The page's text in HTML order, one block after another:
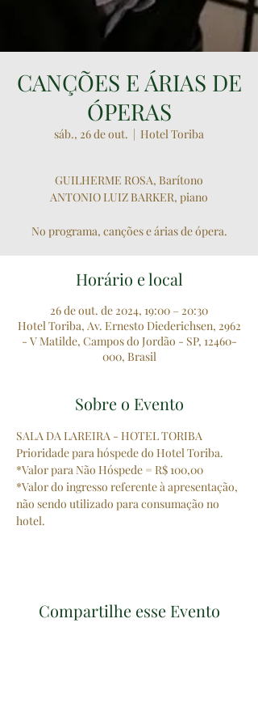
CANÇÕES E ÁRIAS DE
ÓPERAS
sáb., 26 de out.
  |
Hotel Toriba
GUILHERME ROSA, Barítono
ANTONIO LUIZ BARKER, piano
No programa, canções e árias de ópera.
Horário e local
26 de out. de 2024, 19:00 – 20:30
Hotel Toriba, Av. Ernesto Diederichsen, 2962
- V Matilde, Campos do Jordão - SP, 12460-
000, Brasil
Sobre o Evento
SALA DA LAREIRA - HOTEL TORIBA
Prioridade para hóspede do Hotel Toriba.
*Valor para Não Hóspede = R$ 100,00
*Valor do ingresso referente à apresentação,
não sendo utilizado para consumação no
hotel.
Compartilhe esse Evento